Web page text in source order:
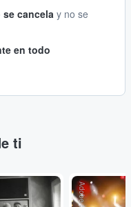
cancela y no se
en todo
ti